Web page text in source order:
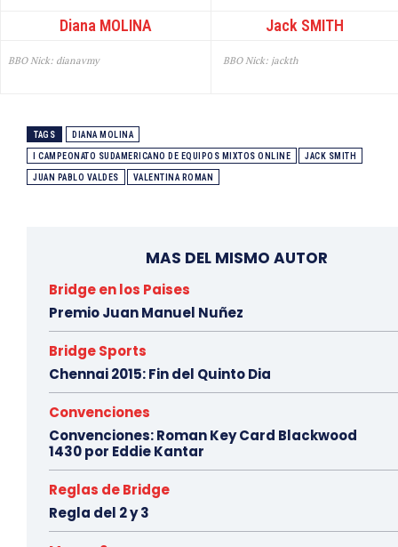
Diana MOLINA Jack SMITH
BBO Nick: dianavmy BBO Nick: jackth
TAGS DIANA MOLINA
I CAMPEONATO SUDAMERICANO DE EQUIPOS MIXTOS ONLINE JACK SMITH
JUAN PABLO VALDES VALENTINA ROMAN
MAS DEL MISMO AUTOR
Bridge en los Paises
Premio Juan Manuel Nuñez
Bridge Sports
Chennai 2015: Fin del Quinto Dia
Convenciones
Convenciones: Roman Key Card Blackwood
1430 por Eddie Kantar
Reglas de Bridge
Regla del 2 y 3